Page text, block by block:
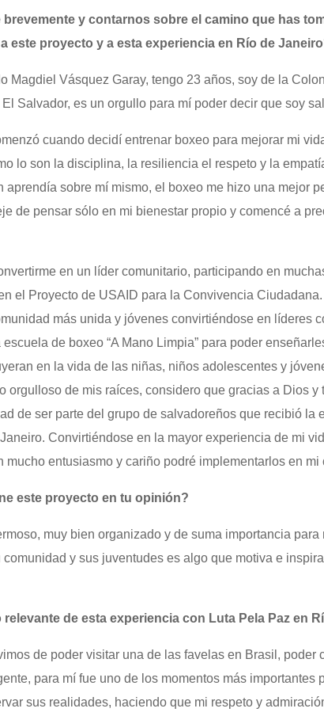
y contarnos sobre el camino que has
este proyecto y a esta experiencia en Río de
Magdiel Vásquez Garay, tengo 23 años, soy de la
Salvador, es un orgullo para mí poder decir que soy
cuando decidí entrenar boxeo para mejorar mi
lo son la disciplina, la resiliencia el respeto y la
aprendía sobre mí mismo, el boxeo me hizo una mejor
de pensar sólo en mi bienestar propio y comencé a
en un líder comunitario, participando en
el Proyecto de USAID para la Convivencia
más unida y jóvenes convirtiéndose en líderes
de boxeo “A Mano Limpia” para poder
en la vida de las niñas, niños adolescentes y
orgulloso de mis raíces, considero que gracias a Dios
de ser parte del grupo de salvadoreños que recibió
Convirtiéndose en la mayor experiencia de mi
mucho entusiasmo y cariño podré implementarlos en mi
este proyecto en tu opinión?
muy bien organizado y de suma importancia
y sus juventudes es algo que motiva e
de esta experiencia con Luta Pela Paz en
de poder visitar una de las favelas en Brasil,
para mí fue uno de los momentos más importantes
sus realidades, haciendo que mi respeto y